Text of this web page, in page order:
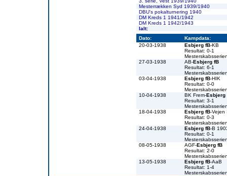
Mesterrækken Syd 1939/1940
DBU's pokalturnering 1940
DM Kreds 1 1941/1942
DM Kreds 1 1942/1943
Ialt:
Dato:
Kampdata:
20-03-1938
Esbjerg fB-KB
Resultat: 0-1
27-03-1938
AB-Esbjerg fB
Resultat: 6-1
03-04-1938
Esbjerg fB-HIK
Resultat: 0-0
10-04-1938
BK Frem-Esbjerg
Resultat: 3-1
18-04-1938
Esbjerg fB-Vejen
Resultat: 0-3
24-04-1938
Esbjerg fB-B
Resultat: 0-1
08-05-1938
AGF-Esbjerg fB
Resultat: 2-0
13-05-1938
Esbjerg fB-AaB
Resultat: 1-4